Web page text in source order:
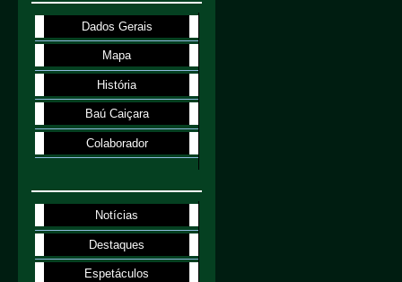
Dados Gerais
Mapa
História
Baú Caiçara
Colaborador
Notícias
Destaques
Espetáculos